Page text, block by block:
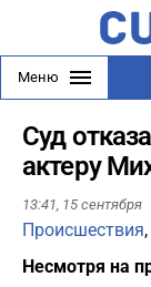
Меню
Суд
актеру
13:41, 15 сентября
Происшествия,
Несмотря на